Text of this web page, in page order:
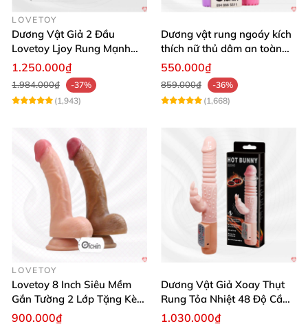
LOVETOY
Dương Vật Giả 2 Đầu
Lovetoy Ljoy Rung Mạnh
ĐKTX Hút Sâu
1.250.000₫
1.984.000₫
-37%
(1,943)
Dương vật rung ngoáy kích
thích nữ thủ dâm an toàn
cao cấp
550.000₫
859.000₫
-36%
(1,668)
LOVETOY
Lovetoy 8 Inch Siêu Mềm
Gắn Tường 2 Lớp Tặng Kèm
Dầu Massage
900.000₫
Dương Vật Giả Xoay Thụt
Rung Tỏa Nhiệt 48 Độ Cầm
Tay Hot Bunny
1.030.000₫